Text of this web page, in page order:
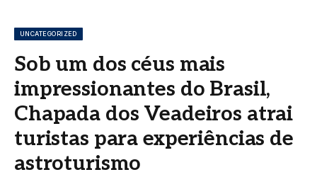
UNCATEGORIZED
Sob um dos céus mais
impressionantes do Brasil,
Chapada dos Veadeiros atrai
turistas para experiências de
astroturismo